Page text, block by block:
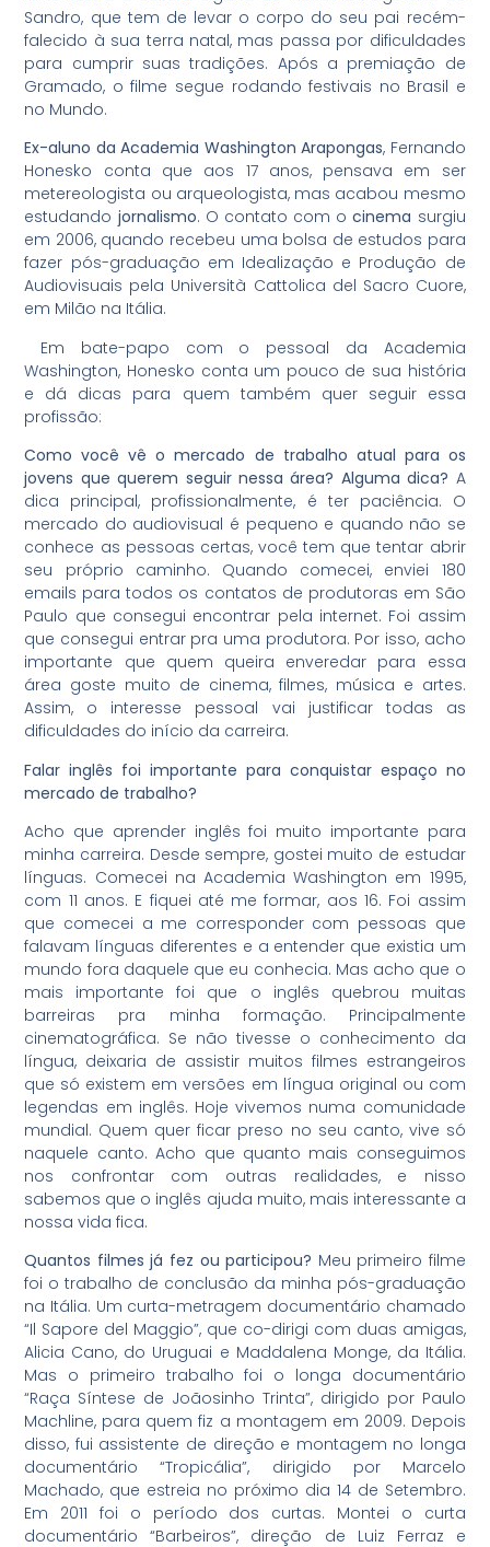
Sandro, que tem de levar o corpo do seu pai recém-
falecido à sua terra natal, mas passa por dificuldades
para cumprir suas tradições. Após a premiação de
Gramado, o filme segue rodando festivais no Brasil e
no Mundo.
Ex-aluno da Academia Washington Arapongas, Fernando
Honesko conta que aos 17 anos, pensava em ser
metereologista ou arqueologista, mas acabou mesmo
estudando jornalismo. O contato com ocinema surgiu
em 2006, quando recebeu uma bolsa de estudos para
fazer pós-graduação em Idealização e Produção de
Audiovisuais pela Università Cattolica del Sacro Cuore,
em Milão na Itália.
Em bate-papo com o pessoal da Academia
Washington, Honesko conta um pouco de sua história
e dá dicas para quem também quer seguir essa
profissão:
Como você vê o mercado de trabalho atual para os
jovens que querem seguir nessa área? Alguma dica? A
dica principal, profissionalmente, é ter paciência. O
mercado do audiovisual é pequeno e quando não se
conhece as pessoas certas, você tem que tentar abrir
seu próprio caminho. Quando comecei, enviei 180
emails para todos os contatos de produtoras em São
Paulo que consegui encontrar pela internet. Foi assim
que consegui entrar pra uma produtora. Por isso, acho
importante que quem queira enveredar para essa
área goste muito de cinema, filmes, música e artes.
Assim, o interesse pessoal vai justificar todas as
dificuldades do início da carreira.
Falar inglês foi importante para conquistar espaço no
mercado de trabalho?
Acho que aprender inglês foi muito importante para
minha carreira. Desde sempre, gostei muito de estudar
línguas. Comecei na Academia Washington em 1995,
com 11 anos. E fiquei até me formar, aos 16. Foi assim
que comecei a me corresponder com pessoas que
falavam línguas diferentes e a entender que existia um
mundo fora daquele que eu conhecia. Mas acho que o
mais importante foi que o inglês quebrou muitas
barreiras pra minha formação. Principalmente
cinematográfica. Se não tivesse o conhecimento da
língua, deixaria de assistir muitos filmes estrangeiros
que só existem em versões em língua original ou com
legendas em inglês. Hoje vivemos numa comunidade
mundial. Quem quer ficar preso no seu canto, vive só
naquele canto. Acho que quanto mais conseguimos
nos confrontar com outras realidades, e nisso
sabemos que o inglês ajuda muito, mais interessante a
nossa vida fica.
Quantos filmes já fez ou participou? Meu primeiro filme
foi o trabalho de conclusão da minha pós-graduação
na Itália. Um curta-metragem documentário chamado
“Il Sapore del Maggio”, que co-dirigi com duas amigas,
Alicia Cano, do Uruguai e Maddalena Monge, da Itália.
Mas o primeiro trabalho foi o longa documentário
“Raça Síntese de Joãosinho Trinta”, dirigido por Paulo
Machline, para quem fiz a montagem em 2009. Depois
disso, fui assistente de direção e montagem no longa
documentário “Tropicália”, dirigido por Marcelo
Machado, que estreia no próximo dia 14 de Setembro.
Em 2011 foi o período dos curtas. Montei o curta
documentário “Barbeiros”, direção de Luiz Ferraz e